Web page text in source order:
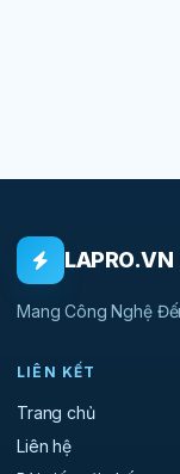
LAPRO.VN
Mang Công Nghệ
LIÊN KẾT
Trang chủ
Liên hệ